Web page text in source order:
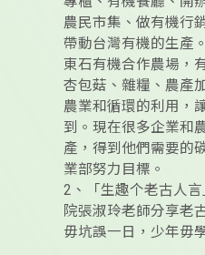
農民市集、做有機行
帶動台灣有機的生產。
東石有機合作農場，
杏包菇、雜糧、農產
農業和循環的利用，
到。現在很多企業和
產，得到他們需要的
業部努力目標。
2、「生趣个老古人
院張淑玲老師分享老
毋坑誤一日，少年毋